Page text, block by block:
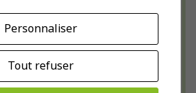
une centaine
des bienfaits de ces
Personnaliser
Tout refuser